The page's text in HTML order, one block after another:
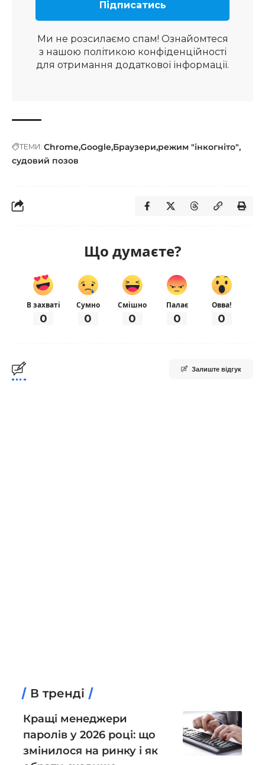
Ми не розсилаємо спам! Ознайомтеся
з нашою політикою конфіденційності
для отримання додаткової інформації.
ТЕМИ: ChromeGoogle Браузери режим "інкогніто"
судовий позов
Що думаєте?
В захваті
0
Сумно
0
Смішно
0
Палає
0
Овва!
0
Залиште відгук
В тренді
Кращі менеджери
паролів у 2026 році: що
змінилося на ринку і як